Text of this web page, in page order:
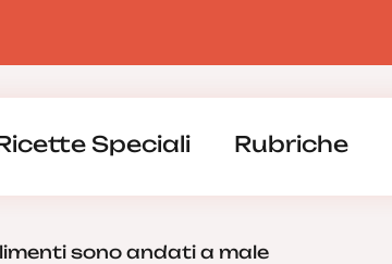
Speciali Rubriche
sono andati a male